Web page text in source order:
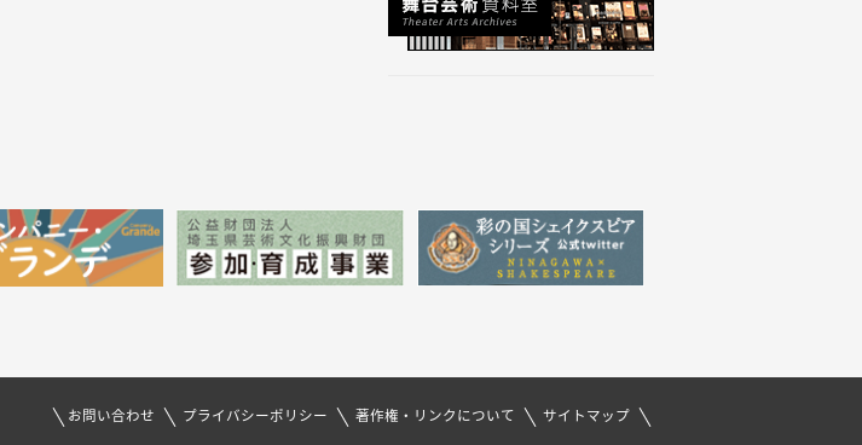
お問い合わせ プライバシーポリシー 著作権・リンクについて サイトマップ